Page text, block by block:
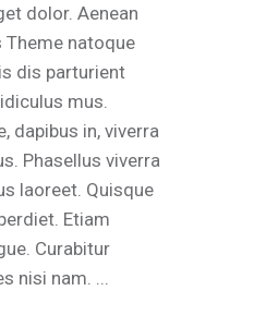
dolor. Aenean
Theme natoque
dis parturient
mus.
dapibus in, viverra
Phasellus viverra
laoreet. Quisque
Etiam
Curabitur
nisi nam.